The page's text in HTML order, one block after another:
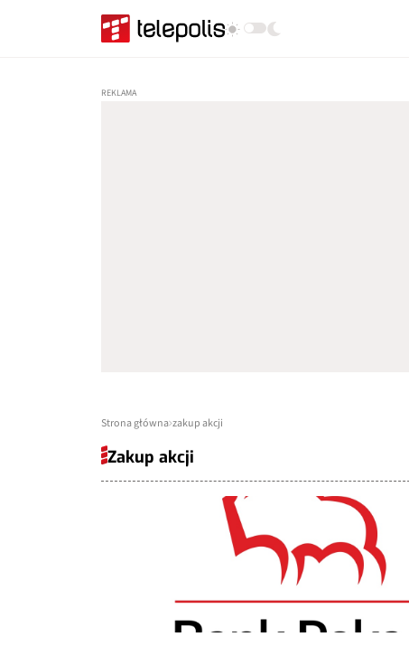
Strona główna zakup akcji
Zakup akcji